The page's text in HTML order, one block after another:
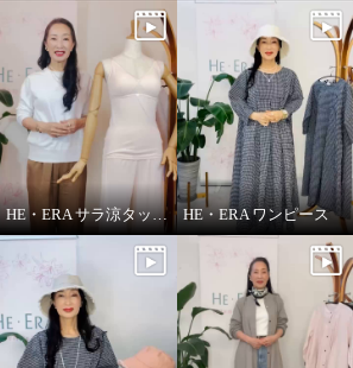
HE・ERA サラ涼タッチ ペチパンツ HE・ERA ワンピース